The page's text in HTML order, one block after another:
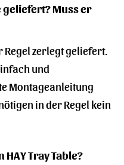
geliefert? Muss er
Regel zerlegt geliefert.
und
Montageanleitung
in der Regel kein
Tray Table?